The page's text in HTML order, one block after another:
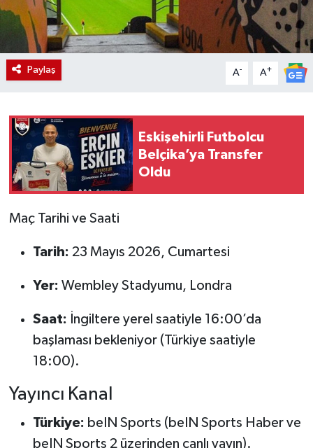
Paylaş A- A+
Eskişehirli Futbolcu
Belçika’ya Transfer
Oldu
Maç Tarihi ve Saati
Tarih: 23 Mayıs 2026, Cumartesi
Yer: Wembley Stadyumu, Londra
Saat: İngiltere yerel saatiyle 16:00’da
başlaması bekleniyor (Türkiye saatiyle
18:00).
Yayıncı Kanal
Türkiye: beIN Sports (beIN Sports Haber ve
beIN Sports 2 üzerinden canlı yayın).